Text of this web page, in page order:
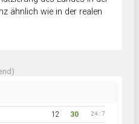
ähnlich wie in der realen
12 30 24:7